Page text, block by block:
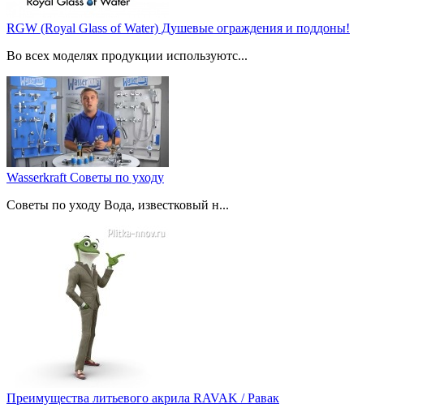
RGW (Royal Glass of Water) Душевые ограждения и поддоны!
Во всех моделях продукции используютс...
Wasserkraft Советы по уходу
Советы по уходу Вода, известковый н...
Преимущества литьевого акрила RAVAK / Равак